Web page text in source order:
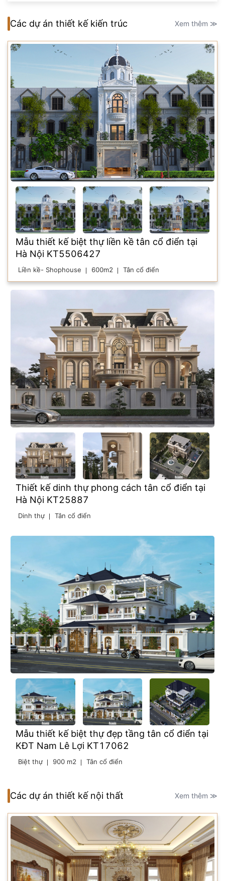
Các dự án thiết kế kiến trúc Xem thêm ≫
Mẫu thiết kế biệt thự liền kề tân cổ điển tại
Hà Nội KT5506427
Liền kề- Shophouse 600m2 Tân cổ điển
Thiết kế dinh thự phong cách tân cổ điển tại
Hà Nội KT25887
Dinh thự Tân cổ điển
Mẫu thiết kế biệt thự đẹp tầng tân cổ điển tại
KĐT Nam Lê Lợi KT17062
Biệt thự 900 m2 Tân cổ điển
Các dự án thiết kế nội thất Xem thêm ≫